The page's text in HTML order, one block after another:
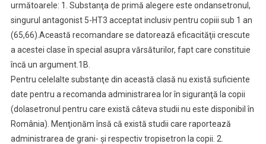
următoarele: 1. Substanţa de primă alegere este ondansetronul,
singurul antagonist 5-HT3 acceptat inclusiv pentru copiii sub 1 an
(65,66).Această recomandare se datorează eficacităţii crescute
a acestei clase în special asupra vărsăturilor, fapt care constituie
încă un argument.1B.
Pentru celelalte substanţe din această clasă nu există suficiente
date pentru a recomanda administrarea lor în siguranţă la copii
(dolasetronul pentru care există câteva studii nu este disponibil în
România). Menţionăm însă că există studii care raportează
administrarea de grani- şi respectiv tropisetron la copii. 2.